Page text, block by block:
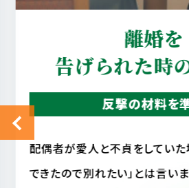
真実を知
配偶者の行動を
配偶者に不審を感じ、配偶者
合、相手がいま何をしているの